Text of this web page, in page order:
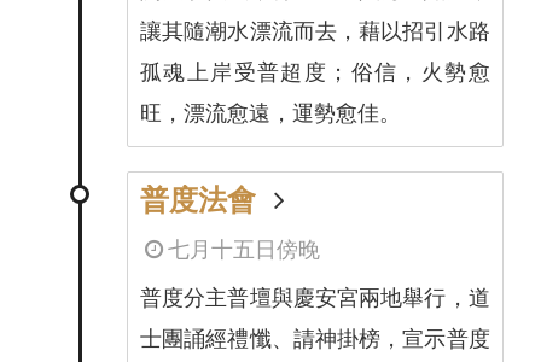
讓其隨潮水漂流而去，藉以招引水路
孤魂上岸受普超度；俗信，火勢愈
旺，漂流愈遠，運勢愈佳。
普度法會
七月十五日傍晚
普度分主普壇與慶安宮兩地舉行，道
士團誦經禮懺、請神掛榜，宣示普度